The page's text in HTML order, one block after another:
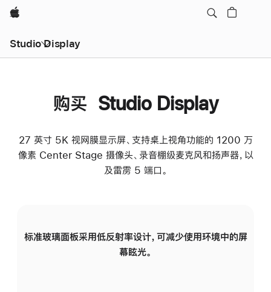
Apple
Studio Display
购买 Studio Display
27 英寸 5K 视网膜显示屏、支持桌上视角功能的 1200 万
像素 Center Stage 摄像头、录音棚级麦克风和扬声器，以
及雷雳 5 端口。
标准玻璃面板采用低反射率设计，可减少使用环境中的屏
幕眩光。